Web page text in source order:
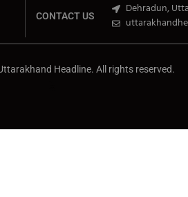
CONTACT US
Dehradun,
Headline. All rights reserved.